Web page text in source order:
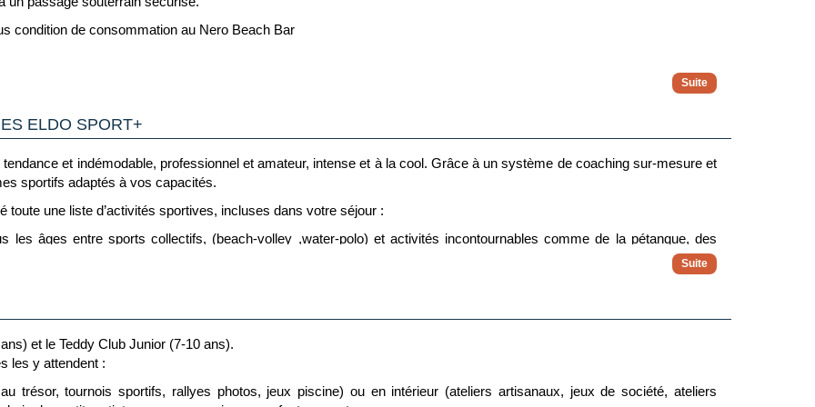
peuvent accueillir jusqu’à 4 adultes ou 2 adultes + 3 enfants (jusqu’à 12 ans). Elles sont particulièrement
chambre en dehors de celle-ci (plage, piscine, etc.) sont interdits et peuvent entraîner des frais.
au long de la journée :
dans les bars inclus dans la formule Tout Inclus.
réduction sur la carte du Nero Beach Bar & Grill et du Pearl Lobby Bar.
condition de consommation au Nero Beach Bar
et sur réservation)
et zones adaptées.
ELDO SPORT+
et indémodable, professionnel et amateur, intense et à la cool. Grâce à un système de coaching sur-mesure et
sportifs adaptés à vos capacités.
toute une liste d’activités sportives, incluses dans votre séjour :
les âges entre sports collectifs, (beach-volley ,water-polo) et activités incontournables comme de la pétanque, des
ou découvrir de nouvelles disciplines encadrées par des pros.
(cross training, pilâtes, yoga, cardio boxe, circuit training...) avec vos deux coachs dédiés.
professionnel permettant la découverte ou le perfectionnement de chacun dans les meilleures conditions
et le Teddy Club Junior (7-10 ans).
les y attendent :
trésor, tournois sportifs, rallyes photos, jeux piscine) ou en intérieur (ateliers artisanaux, jeux de société, ateliers